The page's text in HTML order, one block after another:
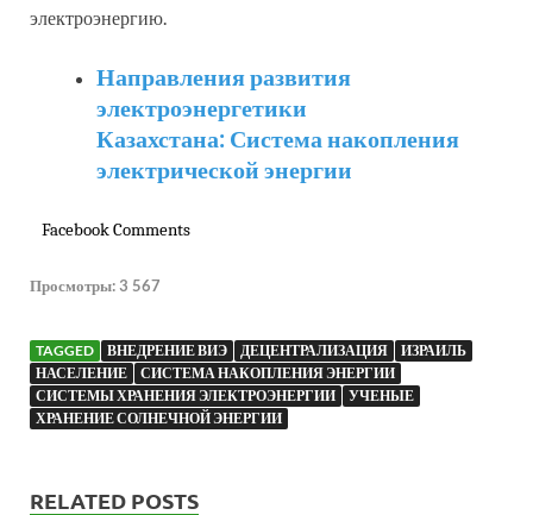
электроэнергию.
Направления развития
электроэнергетики
Казахстана: Система накопления
электрической энергии
Facebook Comments
Просмотры:3 567
TAGGED ВНЕДРЕНИЕ ВИЭ ДЕЦЕНТРАЛИЗАЦИЯ
ИЗРАИЛЬ
НАСЕЛЕНИЕ
СИСТЕМА НАКОПЛЕНИЯ ЭНЕРГИИ
СИСТЕМЫ ХРАНЕНИЯ ЭЛЕКТРОЭНЕРГИИ
УЧЕНЫЕ
ХРАНЕНИЕ СОЛНЕЧНОЙ ЭНЕРГИИ
RELATED POSTS